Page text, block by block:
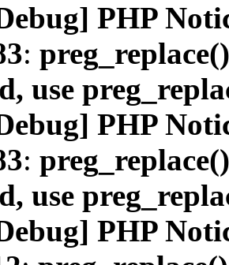
PHP
:
use
PHP
:
use
PHP